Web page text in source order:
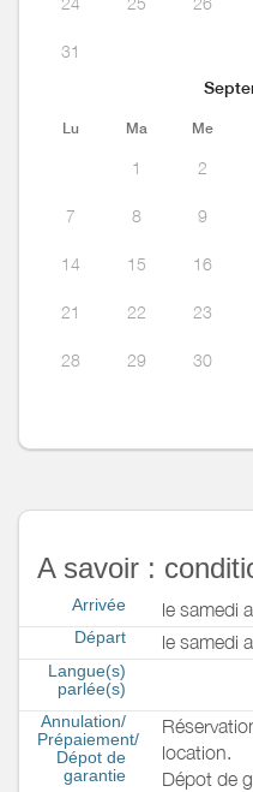
31
Lu Ma Me
1 2
7 8 9
14 15 16
21 22 23
28 29 30
A savoir :
Arrivée le samedi
Départ le samedi
Langue(s)
parlée(s)
Annulation/
Prépaiement/
Dépot de
garantie
Dépot